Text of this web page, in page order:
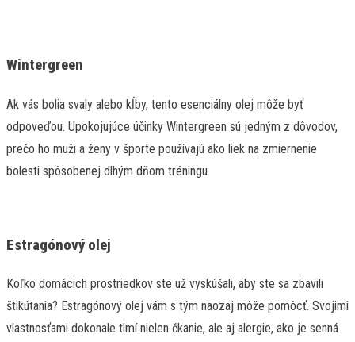
Wintergreen
Ak vás bolia svaly alebo kĺby, tento esenciálny olej môže byť
odpoveďou. Upokojujúce účinky Wintergreen sú jedným z dôvodov,
prečo ho muži a ženy v športe používajú ako liek na zmiernenie
bolesti spôsobenej dlhým dňom tréningu.
Estragónový olej
Koľko domácich prostriedkov ste už vyskúšali, aby ste sa zbavili
štikútania? Estragónový olej vám s tým naozaj môže pomôcť. Svojimi
vlastnosťami dokonale tlmí nielen čkanie, ale aj alergie, ako je senná